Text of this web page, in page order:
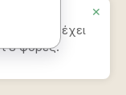
Journal
έχει
8 φορές.
✕